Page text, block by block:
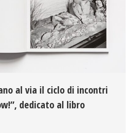
al via il ciclo di incontri
dedicato al libro